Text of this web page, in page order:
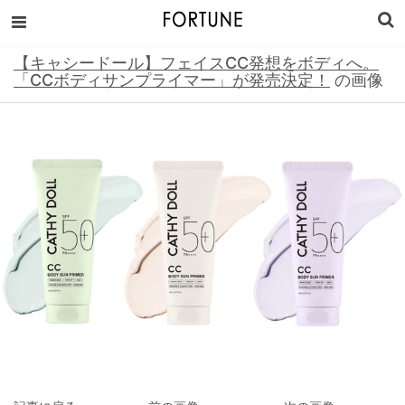
【キャシードール】フェイスCC発想をボディへ。
「CCボディサンプライマー」が発売決定！
の画像